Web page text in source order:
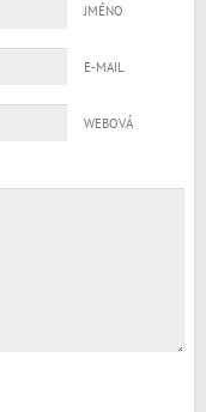
JMÉNO
E-MAIL
WEBOVÁ